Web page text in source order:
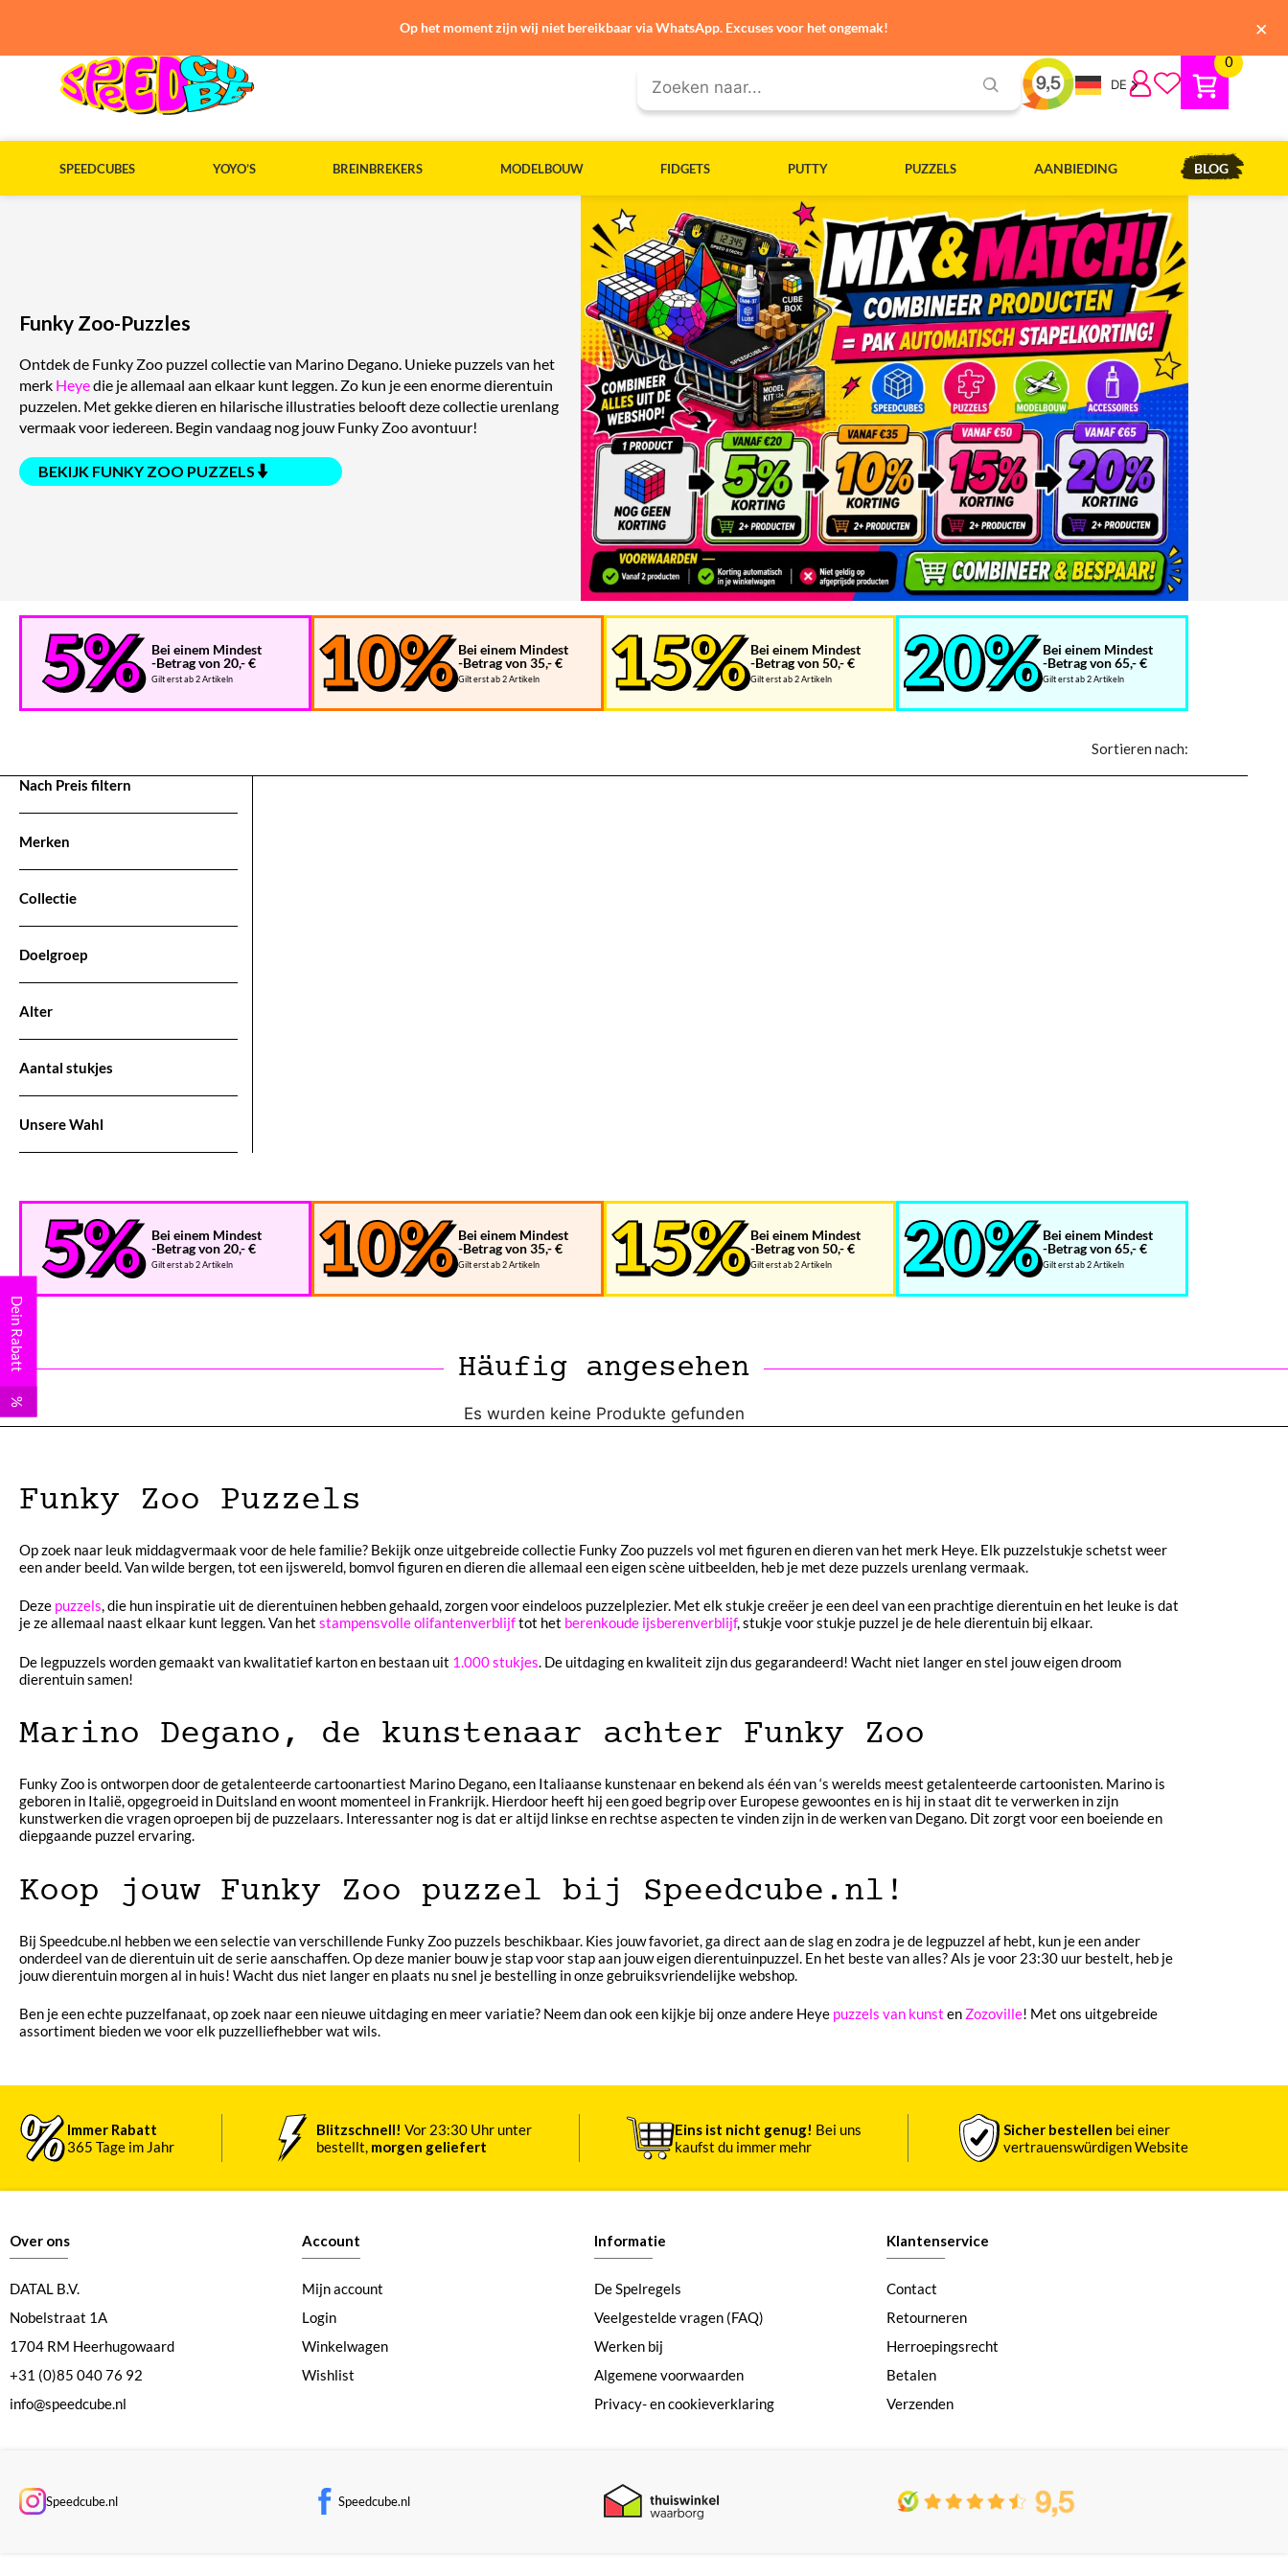
DE
0
SPEEDCUBES YOYO’S BREINBREKERS MODELBOUW FIDGETS PUTTY PUZZELS AANBIEDING BLOG
Funky Zoo-Puzzles
Ontdek de Funky Zoo puzzel collectie van Marino Degano. Unieke puzzels van het
merk Heyedie je allemaal aan elkaar kunt leggen. Zo kun je een enorme dierentuin
puzzelen. Met gekke dieren en hilarische illustraties belooft deze collectie urenlang
vermaak voor iedereen. Begin vandaag nog jouw Funky Zoo avontuur!
BEKIJK FUNKY ZOO PUZZELS
Bei einem Mindest
-Betrag von 20,- €
Gilt erst ab 2 Artikeln
Bei einem Mindest
-Betrag von 35,- €
Gilt erst ab 2 Artikeln
Bei einem Mindest
-Betrag von 50,- €
Gilt erst ab 2 Artikeln
Bei einem Mindest
-Betrag von 65,- €
Gilt erst ab 2 Artikeln
Sortieren nach:
Nach Preis filtern
Merken
Collectie
Doelgroep
Alter
Aantal stukjes
Unsere Wahl
Bei einem Mindest
-Betrag von 20,- €
Gilt erst ab 2 Artikeln
Bei einem Mindest
-Betrag von 35,- €
Gilt erst ab 2 Artikeln
Bei einem Mindest
-Betrag von 50,- €
Gilt erst ab 2 Artikeln
Bei einem Mindest
-Betrag von 65,- €
Gilt erst ab 2 Artikeln
Häufig angesehen
Es wurden keine Produkte gefunden
Funky Zoo Puzzels
Op zoek naar leuk middagvermaak voor de hele familie? Bekijk onze uitgebreide collectie Funky Zoo puzzels vol met figuren en dieren van het merk Heye. Elk puzzelstukje schetst weer
een ander beeld. Van wilde bergen, tot een ijswereld, bomvol figuren en dieren die allemaal een eigen scène uitbeelden, heb je met deze puzzels urenlang vermaak.
Deze puzzels, die hun inspiratie uit de dierentuinen hebben gehaald, zorgen voor eindeloos puzzelplezier. Met elk stukje creëer je een deel van een prachtige dierentuin en het leuke is dat
je ze allemaal naast elkaar kunt leggen. Van het stampensvolle olifantenverblijftot het berenkoude ijsberenverblijf, stukje voor stukje puzzel je de hele dierentuin bij elkaar.
De legpuzzels worden gemaakt van kwalitatief karton en bestaan uit 1.000 stukjes. De uitdaging en kwaliteit zijn dus gegarandeerd! Wacht niet langer en stel jouw eigen droom
dierentuin samen!
Marino Degano, de kunstenaar achter Funky Zoo
Funky Zoo is ontworpen door de getalenteerde cartoonartiest Marino Degano, een Italiaanse kunstenaar en bekend als één van ‘s werelds meest getalenteerde cartoonisten. Marino is
geboren in Italië, opgegroeid in Duitsland en woont momenteel in Frankrijk. Hierdoor heeft hij een goed begrip over Europese gewoontes en is hij in staat dit te verwerken in zijn
kunstwerken die vragen oproepen bij de puzzelaars. Interessanter nog is dat er altijd linkse en rechtse aspecten te vinden zijn in de werken van Degano. Dit zorgt voor een boeiende en
diepgaande puzzel ervaring.
Koop jouw Funky Zoo puzzel bij Speedcube.nl!
Bij Speedcube.nl hebben we een selectie van verschillende Funky Zoo puzzels beschikbaar. Kies jouw favoriet, ga direct aan de slag en zodra je de legpuzzel af hebt, kun je een ander
onderdeel van de dierentuin uit de serie aanschaffen. Op deze manier bouw je stap voor stap aan jouw eigen dierentuinpuzzel. En het beste van alles? Als je voor 23:30 uur bestelt, heb je
jouw dierentuin morgen al in huis! Wacht dus niet langer en plaats nu snel je bestelling in onze gebruiksvriendelijke webshop.
Ben je een echte puzzelfanaat, op zoek naar een nieuwe uitdaging en meer variatie? Neem dan ook een kijkje bij onze andere Heye puzzels van kunst en Zozoville! Met ons uitgebreide
assortiment bieden we voor elk puzzelliefhebber wat wils.
Immer Rabatt
365 Tage im Jahr
Blitzschnell! Vor 23:30 Uhr unter
bestellt, morgen geliefert
Eins ist nicht genug! Bei uns
kaufst du immer mehr
Sicher bestellen bei einer
vertrauenswürdigen Website
Over ons
DATAL B.V.
Nobelstraat 1A
1704 RM Heerhugowaard
+31 (0)85 040 76 92
info@speedcube.nl
Account
Mijn account
Login
Winkelwagen
Wishlist
Informatie
De Spelregels
Veelgestelde vragen (FAQ)
Werken bij
Algemene voorwaarden
Privacy- en cookieverklaring
Klantenservice
Contact
Retourneren
Herroepingsrecht
Betalen
Verzenden
Speedcube.nl Speedcube.nl
Dein Rabatt
%
Op het moment zijn wij niet bereikbaar via WhatsApp. Excuses voor het ongemak! ×